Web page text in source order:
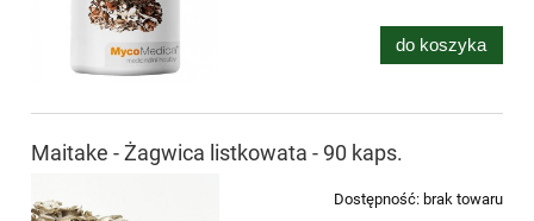
do koszyka
Maitake - Żagwica listkowata - 90 kaps.
Dostępność: brak towaru